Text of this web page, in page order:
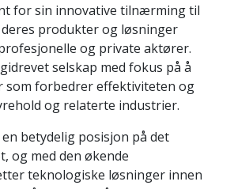
for sin innovative tilnærming til
produkter og løsninger
og private aktører.
selskap med fokus på å
som forbedrer effektiviteten og
og relaterte industrier.
betydelig posisjon på det
og med den økende
teknologiske løsninger innen